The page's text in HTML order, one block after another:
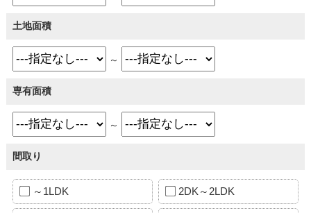
土地面積
～
専有面積
～
間取り
～1LDK 2DK～2LDK